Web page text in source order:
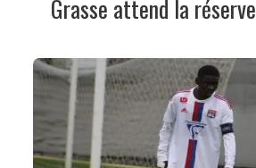
Grasse attend la réserve